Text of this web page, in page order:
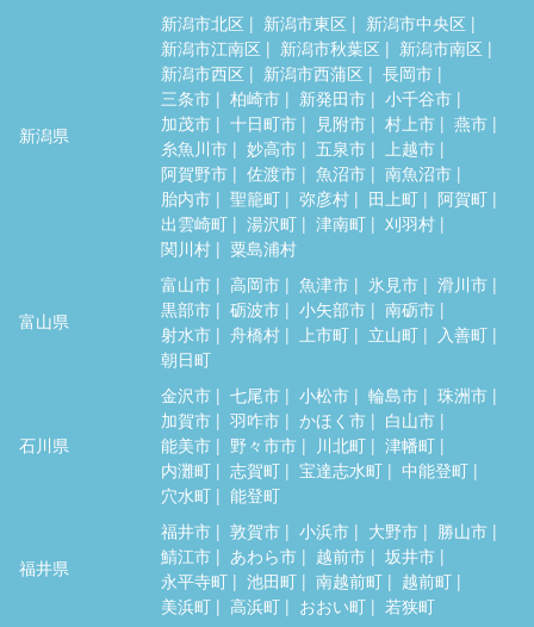
新潟県
新潟市北区 新潟市東区
新潟市中央区
新潟市江南区
新潟市秋葉区
新潟市南区
新潟市西区
新潟市西蒲区
長岡市
三条市
柏崎市 新発田市
小千谷市
加茂市
十日町市 見附市 村上市
燕市
糸魚川市
妙高市 五泉市
上越市
阿賀野市
佐渡市 魚沼市
南魚沼市
胎内市
聖籠町 弥彦村 田上町
阿賀町
出雲崎町
湯沢町 津南町
刈羽村
関川村
粟島浦村
富山県
富山市 高岡市 魚津市 氷見市
滑川市
黒部市
砺波市 小矢部市
南砺市
射水市
舟橋村 上市町 立山町
入善町
朝日町
石川県
金沢市 七尾市 小松市 輪島市
珠洲市
加賀市
羽咋市 かほく市
白山市
能美市
野々市市 川北町
津幡町
内灘町
志賀町 宝達志水町
中能登町
穴水町
能登町
福井県
福井市 敦賀市 小浜市 大野市
勝山市
鯖江市
あわら市 越前市
坂井市
永平寺町
池田町 南越前町
越前町
美浜町
高浜町 おおい町 若狭町